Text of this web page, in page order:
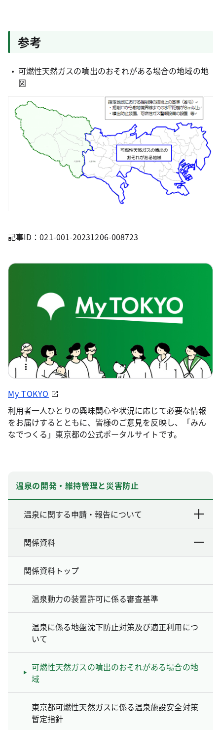
参考
可燃性天然ガスの噴出のおそれがある場合の地域の地
図
記事ID：021-001-20231206-008723
My TOKYO
利用者一人ひとりの興味関心や状況に応じて必要な情報
をお届けするとともに、皆様のご意見を反映し、「みん
なでつくる」東京都の公式ポータルサイトです。
温泉の開発・維持管理と災害防止
温泉に関する申請・報告について
関係資料
関係資料トップ
温泉動力の装置許可に係る審査基準
温泉に係る地盤沈下防止対策及び適正利用につ
いて
可燃性天然ガスの噴出のおそれがある場合の地
域
東京都可燃性天然ガスに係る温泉施設安全対策
暫定指針